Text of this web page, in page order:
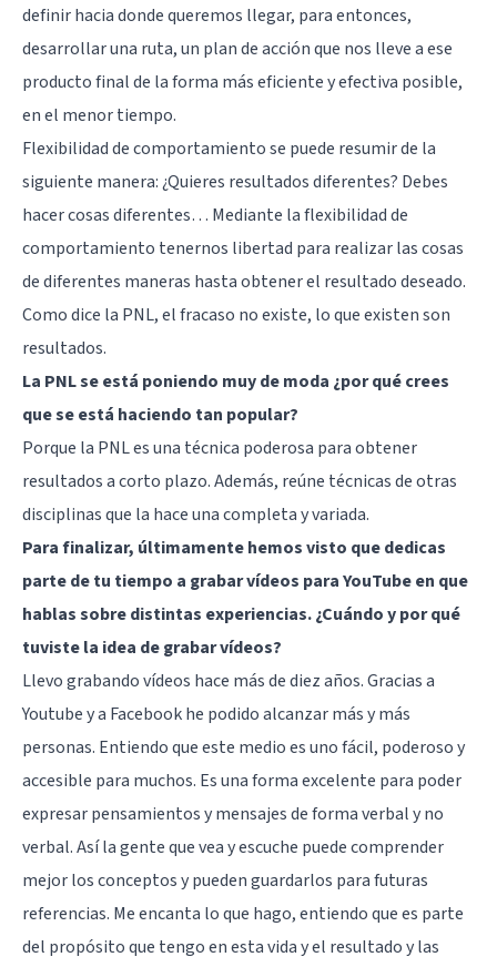
definir hacia donde queremos llegar, para entonces,
desarrollar una ruta, un plan de acción que nos lleve a ese
producto final de la forma más eficiente y efectiva posible,
en el menor tiempo.
Flexibilidad de comportamiento se puede resumir de la
siguiente manera: ¿Quieres resultados diferentes? Debes
hacer cosas diferentes… Mediante la flexibilidad de
comportamiento tenernos libertad para realizar las cosas
de diferentes maneras hasta obtener el resultado deseado.
Como dice la PNL, el fracaso no existe, lo que existen son
resultados.
La PNL se está poniendo muy de moda ¿por qué crees
que se está haciendo tan popular?
Porque la PNL es una técnica poderosa para obtener
resultados a corto plazo. Además, reúne técnicas de otras
disciplinas que la hace una completa y variada.
Para finalizar, últimamente hemos visto que dedicas
parte de tu tiempo a grabar vídeos para YouTube en que
hablas sobre distintas experiencias. ¿Cuándo y por qué
tuviste la idea de grabar vídeos?
Llevo grabando vídeos hace más de diez años. Gracias a
Youtube y a Facebook he podido alcanzar más y más
personas. Entiendo que este medio es uno fácil, poderoso y
accesible para muchos. Es una forma excelente para poder
expresar pensamientos y mensajes de forma verbal y no
verbal. Así la gente que vea y escuche puede comprender
mejor los conceptos y pueden guardarlos para futuras
referencias. Me encanta lo que hago, entiendo que es parte
del propósito que tengo en esta vida y el resultado y las